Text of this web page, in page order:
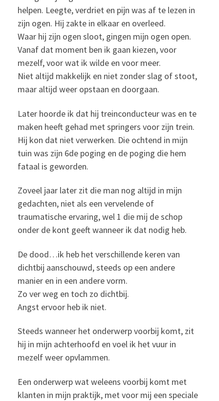
helpen. Leegte, verdriet en pijn was af te lezen in
zijn ogen. Hij zakte in elkaar en overleed.
Waar hij zijn ogen sloot, gingen mijn ogen open.
Vanaf dat moment ben ik gaan kiezen, voor
mezelf, voor wat ik wilde en voor meer.
Niet altijd makkelijk en niet zonder slag of stoot,
maar altijd weer opstaan en doorgaan.
Later hoorde ik dat hij treinconducteur was en te
maken heeft gehad met springers voor zijn trein.
Hij kon dat niet verwerken. Die ochtend in mijn
tuin was zijn 6de poging en de poging die hem
fataal is geworden.
Zoveel jaar later zit die man nog altijd in mijn
gedachten, niet als een vervelende of
traumatische ervaring, wel 1 die mij de schop
onder de kont geeft wanneer ik dat nodig heb.
De dood…ik heb het verschillende keren van
dichtbij aanschouwd, steeds op een andere
manier en in een andere vorm.
Zo ver weg en toch zo dichtbij.
Angst ervoor heb ik niet.
Steeds wanneer het onderwerp voorbij komt, zit
hij in mijn achterhoofd en voel ik het vuur in
mezelf weer opvlammen.
Een onderwerp wat weleens voorbij komt met
klanten in mijn praktijk, met voor mij een speciale